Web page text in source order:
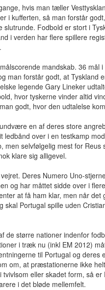
hvis man tæller
i kufferten, så man forstår
slutrunde. Fodbold er stort i
i verden har flere spillere
mandskab. 36 mål
man forstår godt, at Tyskland
legende Gary Lineker
hvor tyskerne vinder altid
godt, hvor den udtalelse
en af deres store
ledbånd over i en testkamp
men selvfølgelig mest for Reus
klare sig alligevel.
Deres Numero Uno-
og har måttet sidde over i
at få ham klar, men når
skal Portugal spille uden
de større nationer indenfor
i træk nu (inkl EM 2012)
til Portugal og
om, at præstationerne ikke
tvivlsom eller skadet form, så
i det bløde mellemfelt.